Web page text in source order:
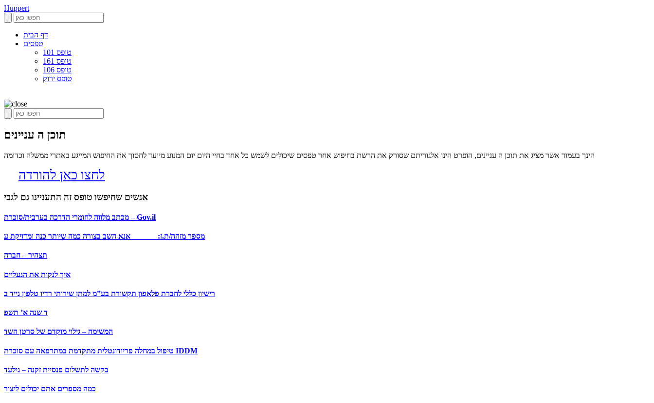
Huppert
דף הבית
טפסים
טופס 101
טופס 161
טופס 106
טופס ירוק
תוכן ה עניינים
הינך בעמוד אשר מציג את תוכן ה עניינים, הופרט הינו אלגוריתם שסורק את הרשת בחיפוש אחר טפסים שיכולים לשמש כל אחד בחיי היום יום המנוע מיועד לחסוך את החיפוש המייגע באתרי ממשלה וכדומה
לחצו כאן להורדה
אנשים שחיפשו טופס זה התעניינו גם לגבי
מכתב מלווה לחומרי הדרכה בערבית/סוכרת – Gov.il
מספר מזהה/ת.ז: ______ אנא השב בצורה כמה שיותר כנה ומדויקת ע
תצהיר – חברה
איך לנקות את הנעליים
רישיון כללי לחברת פלאפון תקשורת בע”מ למתן שירותי רדיו טלפון נייד ב
ד שנה א’ תשפ
המשימה – גילוי מוקדם של סרטן השד
טיפול במחלה פריודונטלית מתקדמת במתרפאה עם סוכרת IDDM
בקשה לתשלום פנסיית זקנה – גילעד
כמה מספרים אתם יכולים ליצור